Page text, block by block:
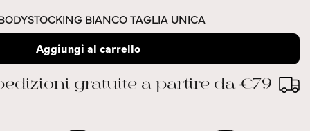
BIANCO TAGLIA UNICA
Aggiungi al carrello
gratuite a partire da €79